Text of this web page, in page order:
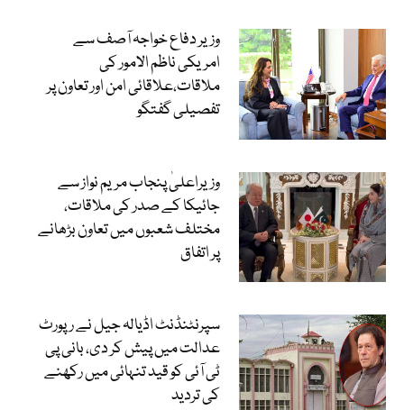
وزیر دفاع خواجہ آصف سے
امریکی ناظم الامور کی
ملاقات،علاقائی امن اور تعاون پر
تفصیلی گفتگو
وزیراعلیٰ پنجاب مریم نواز سے
جائیکا کے صدر کی ملاقات،
مختلف شعبوں میں تعاون بڑھانے
پر اتفاق
سپرنٹنڈنٹ اڈیالہ جیل نے رپورٹ
عدالت میں پیش کر دی، بانی پی
ٹی آئی کو قید تنہائی میں رکھنے
کی تردید